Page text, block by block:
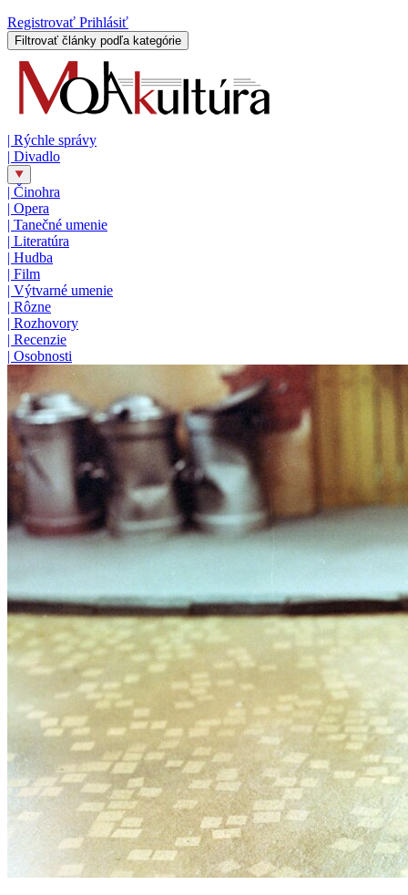
Registrovať Prihlásiť
Filtrovať články podľa kategórie
| Rýchle správy
| Divadlo
| Činohra
| Opera
| Tanečné umenie
| Literatúra
| Hudba
| Film
| Výtvarné umenie
| Rôzne
| Rozhovory
| Recenzie
| Osobnosti